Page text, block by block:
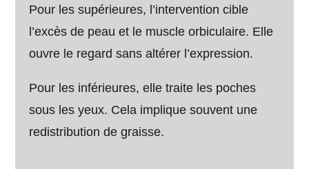
Pour les supérieures, l’intervention cible
l’excès de peau et le muscle orbiculaire. Elle
ouvre le regard sans altérer l’expression.
Pour les inférieures, elle traite les poches
sous les yeux. Cela implique souvent une
redistribution de graisse.